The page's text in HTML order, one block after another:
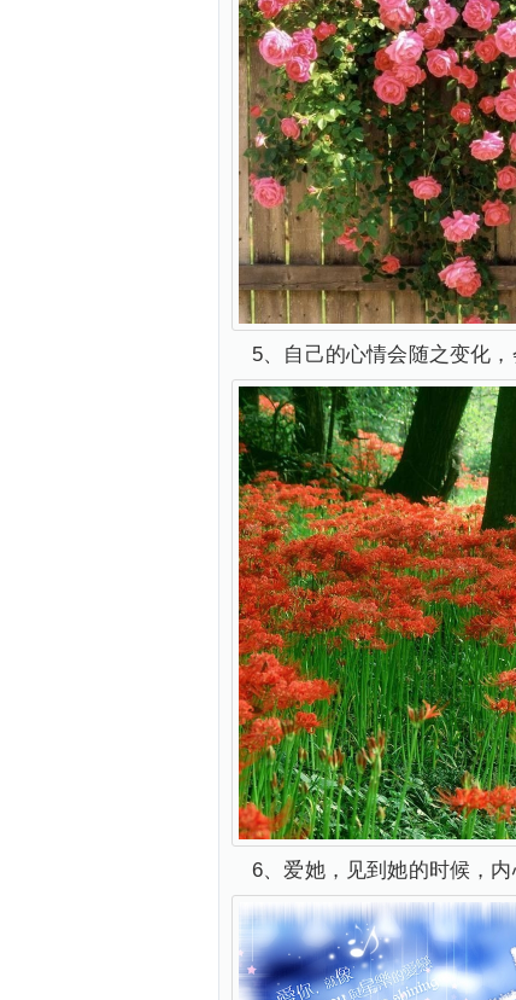
5、自己的心情会随之变化
6、爱她，见到她的时候，